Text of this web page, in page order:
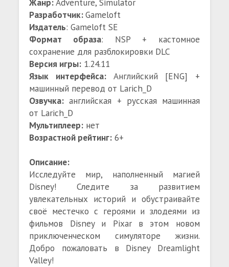
Жанр:Adventure, Simulator
Разработчик:Gameloft
Издатель: Gameloft SE
Формат образа: NSP + кастомное
сохранение для разблокировки DLC
Версия игры: 1.24.11
Язык интерфейса: Английский [ENG] +
машинный перевод от Larich_D
Озвучка: английская + русская машинная
от Larich_D
Мультиплеер: нет
Возрастной рейтинг: 6+
Описание:
Исследуйте мир, наполненный магией
Disney! Следите за развитием
увлекательных историй и обустраивайте
своё местечко с героями и злодеями из
фильмов Disney и Pixar в этом новом
приключенческом симуляторе жизни.
Добро пожаловать в Disney Dreamlight
Valley!